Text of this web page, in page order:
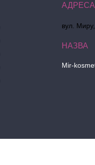
вул. Миру,
Mir-